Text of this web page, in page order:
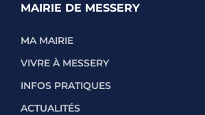
MAIRIE DE MESSERY
MA MAIRIE
VIVRE À MESSERY
INFOS PRATIQUES
ACTUALITÉS